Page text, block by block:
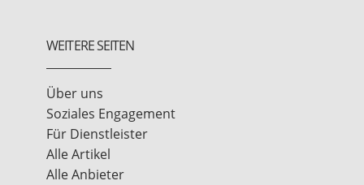
WEITERE SEITEN
Über uns
Soziales Engagement
Für Dienstleister
Alle Artikel
Alle Anbieter